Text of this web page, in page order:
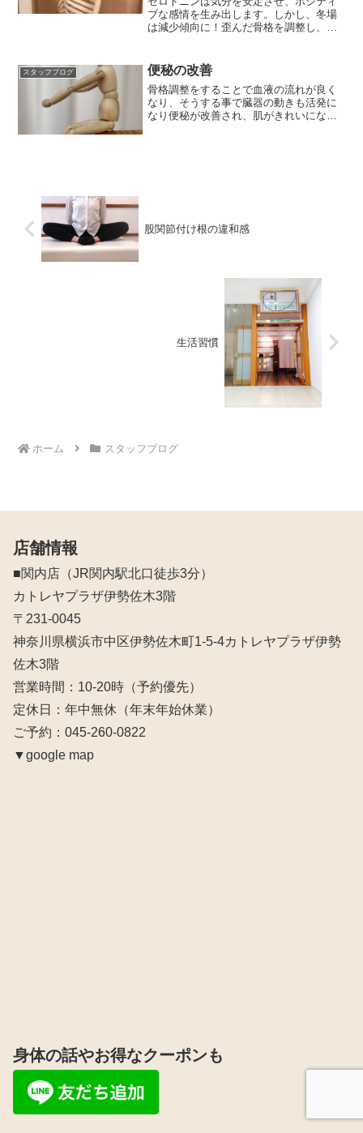
ブな感情を生み出します。しかし、冬場
は減少傾向に！歪んだ骨格を調整し、正
スタッフブログ 便秘の改善
骨格調整をすることで血液の流れが良く
なり、そうする事で臓器の動きも活発に
なり便秘が改善され、肌がきれいになる
股関節付け根の違和感
生活習慣
ホーム スタッフブログ
店舗情報
■関内店（JR関内駅北口徒歩3分）
カトレヤプラザ伊勢佐木3階
〒231-0045
神奈川県横浜市中区伊勢佐木町1-5-4カトレヤプラザ伊勢
佐木3階
営業時間：10‐20時（予約優先）
定休日：年中無休（年末年始休業）
ご予約：045-260-0822
▼google map
身体の話やお得なクーポンも